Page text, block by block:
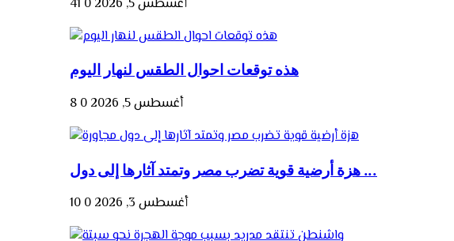
أغسطس 5, 2026 0
41
هذه توقعات احوال الطقس لنهار اليوم
أغسطس 5, 2026 0
8
هزة أرضية قوية تضرب مصر وتمتد آثارها إلى دول ...
أغسطس 3, 2026 0
10